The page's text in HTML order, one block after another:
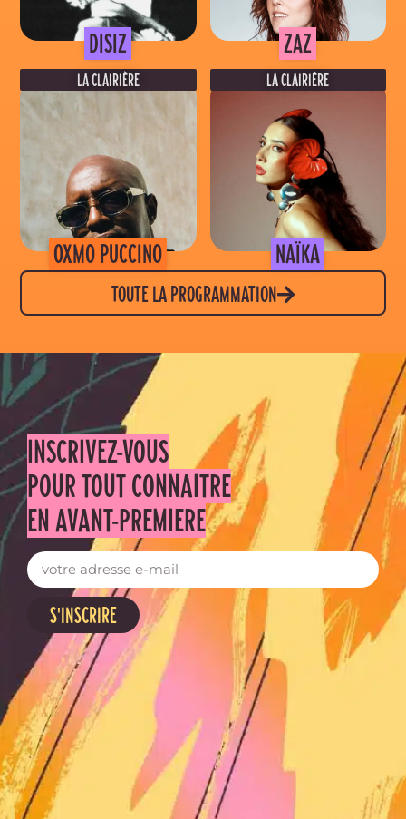
DISIZ ZAZ
LA CLAIRIÈRE
SAMEDI 5 SEPTEMBRE
LA CLAIRIÈRE - TAMARIN
OXMO PUCCINO
LA CLAIRIÈRE
VENDREDI 4 SEPTEMBRE
LA CLAIRIÈRE - TAMARIN
NAÏKA
TOUTE LA PROGRAMMATION
INSCRIVEZ-VOUS
POUR TOUT CONNAITRE
EN AVANT-PREMIERE
S'INSCRIRE